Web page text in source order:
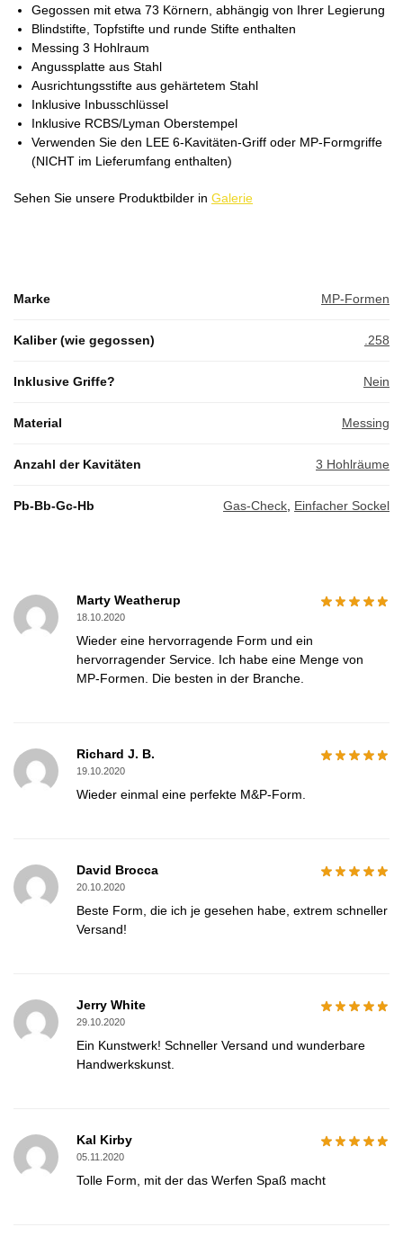
Gegossen mit etwa 73 Körnern, abhängig von Ihrer Legierung
Blindstifte, Topfstifte und runde Stifte enthalten
Messing 3 Hohlraum
Angussplatte aus Stahl
Ausrichtungsstifte aus gehärtetem Stahl
Inklusive Inbusschlüssel
Inklusive RCBS/Lyman Oberstempel
Verwenden Sie den LEE 6-Kavitäten-Griff oder MP-Formgriffe
(NICHT im Lieferumfang enthalten)
Sehen Sie unsere Produktbilder in Galerie
Marke MP-Formen
Kaliber (wie gegossen) .258
Inklusive Griffe? Nein
Material Messing
Anzahl der Kavitäten 3 Hohlräume
Pb-Bb-Gc-Hb Gas-Check Einfacher Sockel
Marty Weatherup
18.10.2020
Wieder eine hervorragende Form und ein
hervorragender Service. Ich habe eine Menge von
MP-Formen. Die besten in der Branche.
Richard J. B.
19.10.2020
Wieder einmal eine perfekte M&P-Form.
David Brocca
20.10.2020
Beste Form, die ich je gesehen habe, extrem schneller
Versand!
Jerry White
29.10.2020
Ein Kunstwerk! Schneller Versand und wunderbare
Handwerkskunst.
Kal Kirby
05.11.2020
Tolle Form, mit der das Werfen Spaß macht